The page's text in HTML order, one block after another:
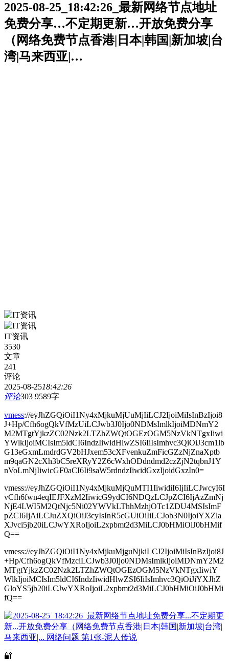
2025-08-25_18:42:26_最新网络节点地址
免费分享…不定期更新…开放免费分享
（网络免费节点香港|日本|韩国|新加坡|台
湾|马来西亚|…
IT资讯
3530
文章
241
评论
2025-08-2518:42:26
评论303 9589字
vmess://eyJhZGQiOiI1Ny4xMjkuMjUuMjIiLCJ2IjoiMiIsInBzIjoi8
J+Hp/Cfh6ogQkVfMzUiLCJwb3J0Ijo0NDMsImlkIjoiMDNmY2
M2MTgtYjkzZC02Nzk2LTZhZWQtOGEzOGM5NzVkNTgxIiwi
YWlkIjoiMCIsIm5ldCI6IndzIiwidHlwZSI6IiIsImhvc3QiOiJ3cm1lb
G13eGxmLmdrdGV2bHJxem53cXFvenkuZmFicGZzNjZnaXptb
m9qaGN2cXh3bC5reXRyY2Z6cWxhODdndmd2czZjN2tqbnJ1Y
nVoLmNjIiwicGF0aCI6Ii9saW5rdndzIiwidGxzIjoidGxzIn0=
vmess://eyJhZGQiOiI1Ny4xMjkuMjQuMTI1IiwidiI6IjIiLCJwcyI6I
vCfh6fwn4eqIEJFXzM2IiwicG9ydCI6NDQzLCJpZCI6IjAzZmNj
NjE4LWI5M2QtNjc5Ni02YWVkLThhMzhjOTc1ZDU4MSIsImF
pZCI6IjAiLCJuZXQiOiJ3cyIsInR5cGUiOiIiLCJob3N0IjoiYXZla
XJvci5jb20iLCJwYXRoIjoiL2xpbmt2d3MiLCJ0bHMiOiJ0bHMif
Q==
vmess://eyJhZGQiOiI1Ny4xMjkuMjguNjkiLCJ2IjoiMiIsInBzIjoi8J
+Hp/Cfh6ogQkVfMzciLCJwb3J0Ijo0NDMsImlkIjoiMDNmY2M2
MTgtYjkzZC02Nzk2LTZhZWQtOGEzOGM5NzVkNTgxIiwiY
WlkIjoiMCIsIm5ldCI6IndzIiwidHlwZSI6IiIsImhvc3QiOiJiYXJhZ
GloYS5jb20iLCJwYXRoIjoiL2xpbmt2d3MiLCJ0bHMiOiJ0bHMi
fQ==
🔐